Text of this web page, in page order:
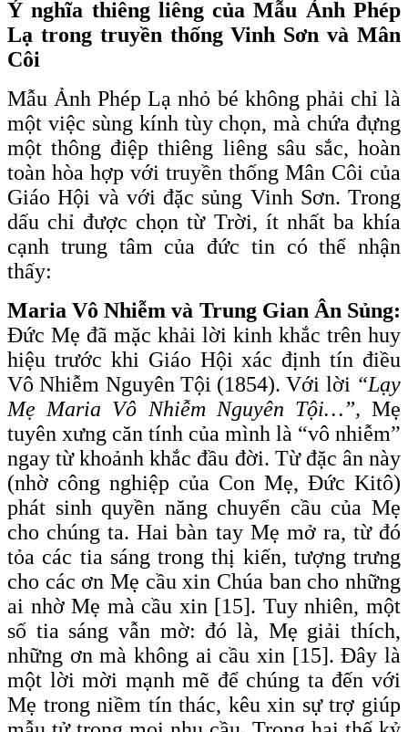
Ý nghĩa thiêng liêng của Mẫu Ảnh Phép
Lạ trong truyền thống Vinh Sơn và Mân
Côi
Mẫu Ảnh Phép Lạ nhỏ bé không phải chỉ là
một việc sùng kính tùy chọn, mà chứa đựng
một thông điệp thiêng liêng sâu sắc, hoàn
toàn hòa hợp với truyền thống Mân Côi của
Giáo Hội và với đặc sủng Vinh Sơn. Trong
dấu chỉ được chọn từ Trời, ít nhất ba khía
cạnh trung tâm của đức tin có thể nhận
thấy:
Maria Vô Nhiễm và Trung Gian Ân Sủng:
Đức Mẹ đã mặc khải lời kinh khắc trên huy
hiệu trước khi Giáo Hội xác định tín điều
Vô Nhiễm Nguyên Tội (1854). Với lời “Lạy
Mẹ Maria Vô Nhiễm Nguyên Tội…”, Mẹ
tuyên xưng căn tính của mình là “vô nhiễm”
ngay từ khoảnh khắc đầu đời. Từ đặc ân này
(nhờ công nghiệp của Con Mẹ, Đức Kitô)
phát sinh quyền năng chuyển cầu của Mẹ
cho chúng ta. Hai bàn tay Mẹ mở ra, từ đó
tỏa các tia sáng trong thị kiến, tượng trưng
cho các ơn Mẹ cầu xin Chúa ban cho những
ai nhờ Mẹ mà cầu xin [15]. Tuy nhiên, một
số tia sáng vẫn mờ: đó là, Mẹ giải thích,
những ơn mà không ai cầu xin [15]. Đây là
một lời mời mạnh mẽ để chúng ta đến với
Mẹ trong niềm tín thác, kêu xin sự trợ giúp